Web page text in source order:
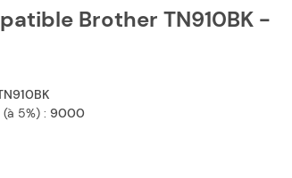
Brother TN910BK -
5%) : 9000